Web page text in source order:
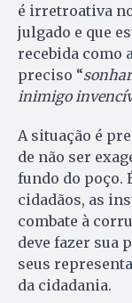
é irretroativa
julgado e que
recebida como
preciso “
inimigo
A situação é
de não ser
fundo do poço.
cidadãos, as
combate à
deve fazer sua
seus
da cidadania.